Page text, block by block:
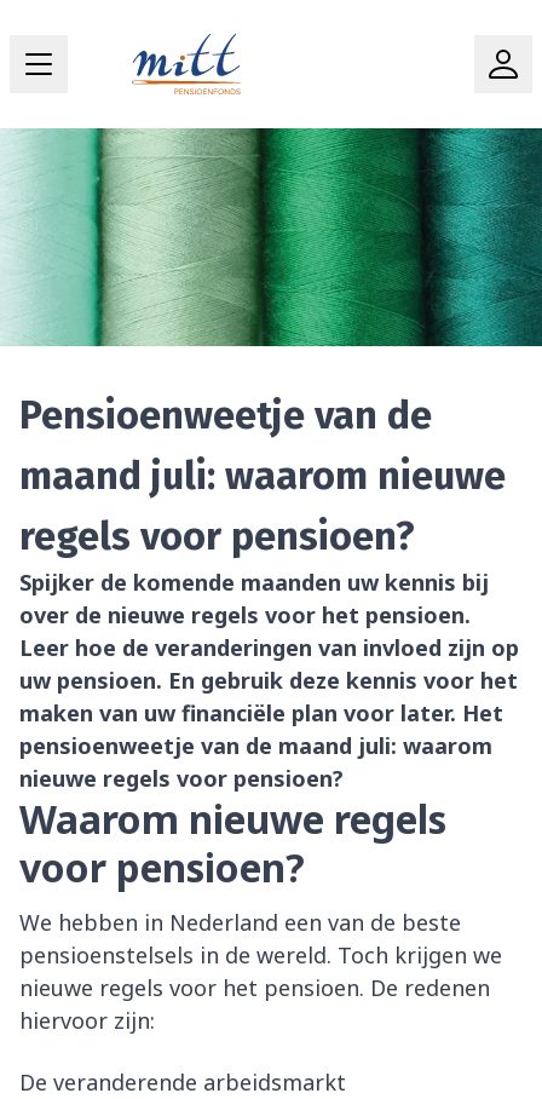
Pensioenweetje van de
maand juli: waarom nieuwe
regels voor pensioen?
Spijker de komende maanden uw kennis bij
over de nieuwe regels voor het pensioen.
Leer hoe de veranderingen van invloed zijn op
uw pensioen. En gebruik deze kennis voor het
maken van uw financiële plan voor later. Het
pensioenweetje van de maand juli: waarom
nieuwe regels voor pensioen?
Waarom nieuwe regels
voor pensioen?
We hebben in Nederland een van de beste
pensioenstelsels in de wereld. Toch krijgen we
nieuwe regels voor het pensioen. De redenen
hiervoor zijn:
De veranderende arbeidsmarkt